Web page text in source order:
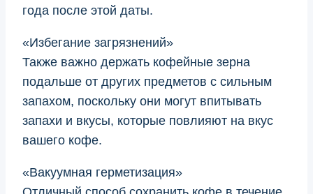
года после этой даты.
«Избегание загрязнений»
Также важно держать кофейные зерна
подальше от других предметов с сильным
запахом, поскольку они могут впитывать
запахи и вкусы, которые повлияют на вкус
вашего кофе.
«Вакуумная герметизация»